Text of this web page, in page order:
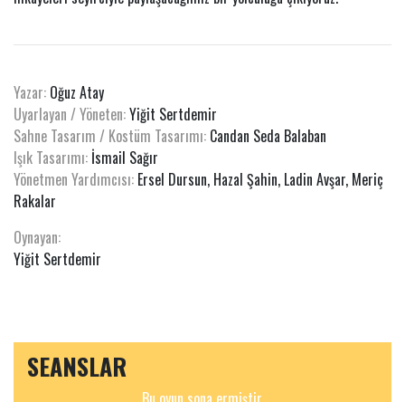
Yazar: Oğuz Atay
Uyarlayan / Yöneten:Yiğit Sertdemir
Sahne Tasarım / Kostüm Tasarımı: Candan Seda Balaban
Işık Tasarımı: İsmail Sağır
Yönetmen Yardımcısı: Ersel Dursun, Hazal Şahin, Ladin Avşar, Meriç
Rakalar
Oynayan:
Yiğit Sertdemir
SEANSLAR